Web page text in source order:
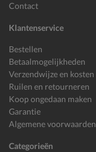
Contact
Klantenservice
Bestellen
Betaalmogelijkheden
Verzendwijze en kosten
Ruilen en retourneren
Koop ongedaan maken
Garantie
Algemene voorwaarden
Categorieën